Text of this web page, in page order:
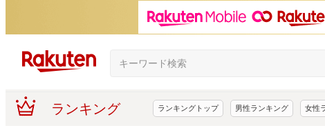
ランキング ランキングトップ 男性ランキング 女性